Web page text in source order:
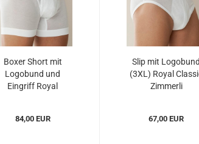
Boxer Short mit
Logobund und
Eingriff Royal
84,00 EUR
Slip mit Logobund
(3XL) Royal
Zimmerli
67,00 EUR